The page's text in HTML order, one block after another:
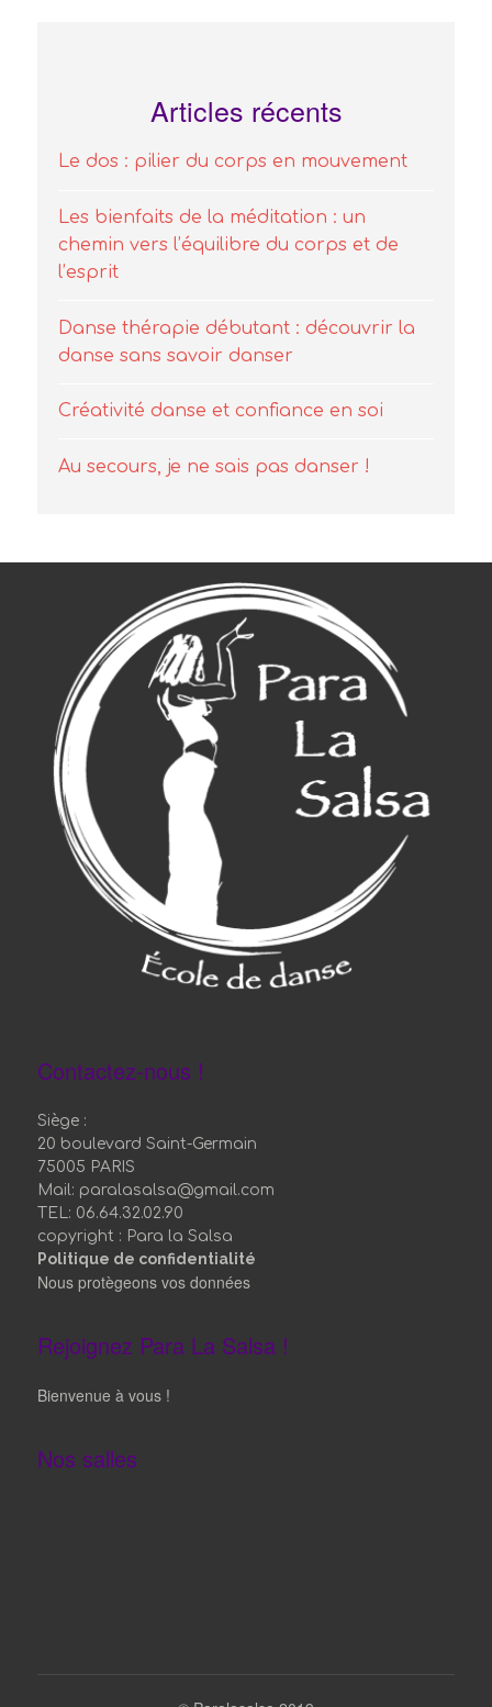
Articles récents
Le dos : pilier du corps en mouvement
Les bienfaits de la méditation : un
chemin vers l’équilibre du corps et de
l’esprit
Danse thérapie débutant : découvrir la
danse sans savoir danser
Créativité danse et confiance en soi
Au secours, je ne sais pas danser !
Contactez-nous !
Siège :
20 boulevard Saint-Germain
75005 PARIS
Mail: paralasalsa@gmail.com
TEL: 06.64.32.02.90
copyright : Para la Salsa
Politique de confidentialité
Nous protègeons vos données
Rejoignez Para La Salsa !
Bienvenue à vous !
Nos salles